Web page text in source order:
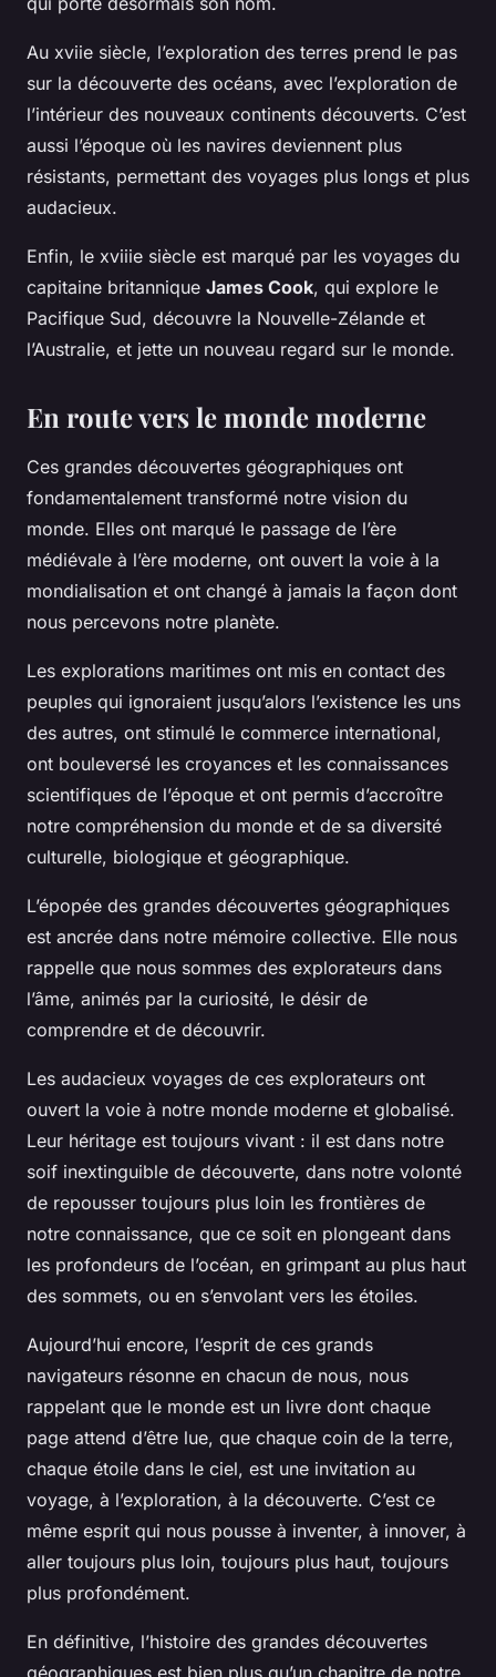
Au xviie siècle, l’exploration des terres prend le pas
sur la découverte des océans, avec l’exploration de
l’intérieur des nouveaux continents découverts. C’est
aussi l’époque où les navires deviennent plus
résistants, permettant des voyages plus longs et plus
audacieux.
Enfin, le xviiie siècle est marqué par les voyages du
capitaine britannique James Cook, qui explore le
Pacifique Sud, découvre la Nouvelle-Zélande et
l’Australie, et jette un nouveau regard sur le monde.
En route vers le monde moderne
Ces grandes découvertes géographiques ont
fondamentalement transformé notre vision du
monde. Elles ont marqué le passage de l’ère
médiévale à l’ère moderne, ont ouvert la voie à la
mondialisation et ont changé à jamais la façon dont
nous percevons notre planète.
Les explorations maritimes ont mis en contact des
peuples qui ignoraient jusqu’alors l’existence les uns
des autres, ont stimulé le commerce international,
ont bouleversé les croyances et les connaissances
scientifiques de l’époque et ont permis d’accroître
notre compréhension du monde et de sa diversité
culturelle, biologique et géographique.
L’épopée des grandes découvertes géographiques
est ancrée dans notre mémoire collective. Elle nous
rappelle que nous sommes des explorateurs dans
l’âme, animés par la curiosité, le désir de
comprendre et de découvrir.
Les audacieux voyages de ces explorateurs ont
ouvert la voie à notre monde moderne et globalisé.
Leur héritage est toujours vivant : il est dans notre
soif inextinguible de découverte, dans notre volonté
de repousser toujours plus loin les frontières de
notre connaissance, que ce soit en plongeant dans
les profondeurs de l’océan, en grimpant au plus haut
des sommets, ou en s’envolant vers les étoiles.
Aujourd’hui encore, l’esprit de ces grands
navigateurs résonne en chacun de nous, nous
rappelant que le monde est un livre dont chaque
page attend d’être lue, que chaque coin de la terre,
chaque étoile dans le ciel, est une invitation au
voyage, à l’exploration, à la découverte. C’est ce
même esprit qui nous pousse à inventer, à innover, à
aller toujours plus loin, toujours plus haut, toujours
plus profondément.
En définitive, l’histoire des grandes découvertes